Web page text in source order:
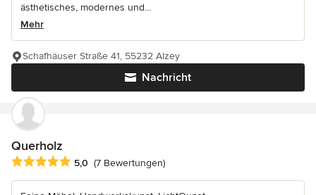
ästhetisches, modernes und...
Mehr
Nachricht
Schafhäuser Straße 41, 55232 Alzey
Querholz
Durchschnittliche Bewertung: 5 von 5 Sternen
5,0 (7 Bewertungen)